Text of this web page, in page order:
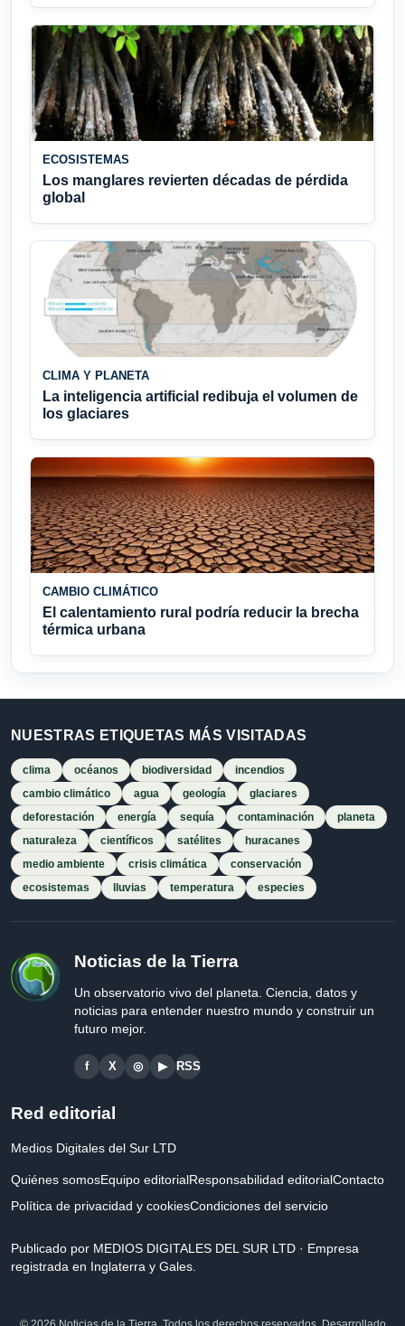
ECOSISTEMAS
Los manglares revierten décadas de pérdida
global
CLIMA Y PLANETA
La inteligencia artificial redibuja el volumen de
los glaciares
CAMBIO CLIMÁTICO
El calentamiento rural podría reducir la brecha
térmica urbana
NUESTRAS ETIQUETAS MÁS VISITADAS
clima océanos biodiversidad
incendios
cambio climático
agua geología
glaciares
deforestación
energía sequía contaminación
planeta
naturaleza
científicos satélites
huracanes
medio ambiente
crisis climática
conservación
ecosistemas
lluvias temperatura especies
Noticias de la Tierra
Un observatorio vivo del planeta. Ciencia, datos y
noticias para entender nuestro mundo y construir un
futuro mejor.
f X ◎ ▶ RSS
Red editorial
Medios Digitales del Sur LTD
Quiénes somosEquipo editorialResponsabilidad editorialContacto
Política de privacidad y cookiesCondiciones del servicio
Publicado por MEDIOS DIGITALES DEL SUR LTD · Empresa
registrada en Inglaterra y Gales.